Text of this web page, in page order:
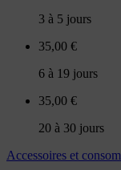
3 à 5 jours
35,00 €
6 à 19 jours
35,00 €
20 à 30 jours
Accessoires et